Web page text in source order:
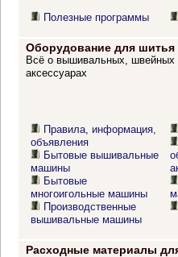
Полезные программы
Оборудование для
Всё о вышивальных, швейных
аксессуарах
Правила, информация,
объявления
Бытовые вышивальные
машины
Бытовые
многоигольные машины
Производственные
вышивальные машины
Расходные материалы